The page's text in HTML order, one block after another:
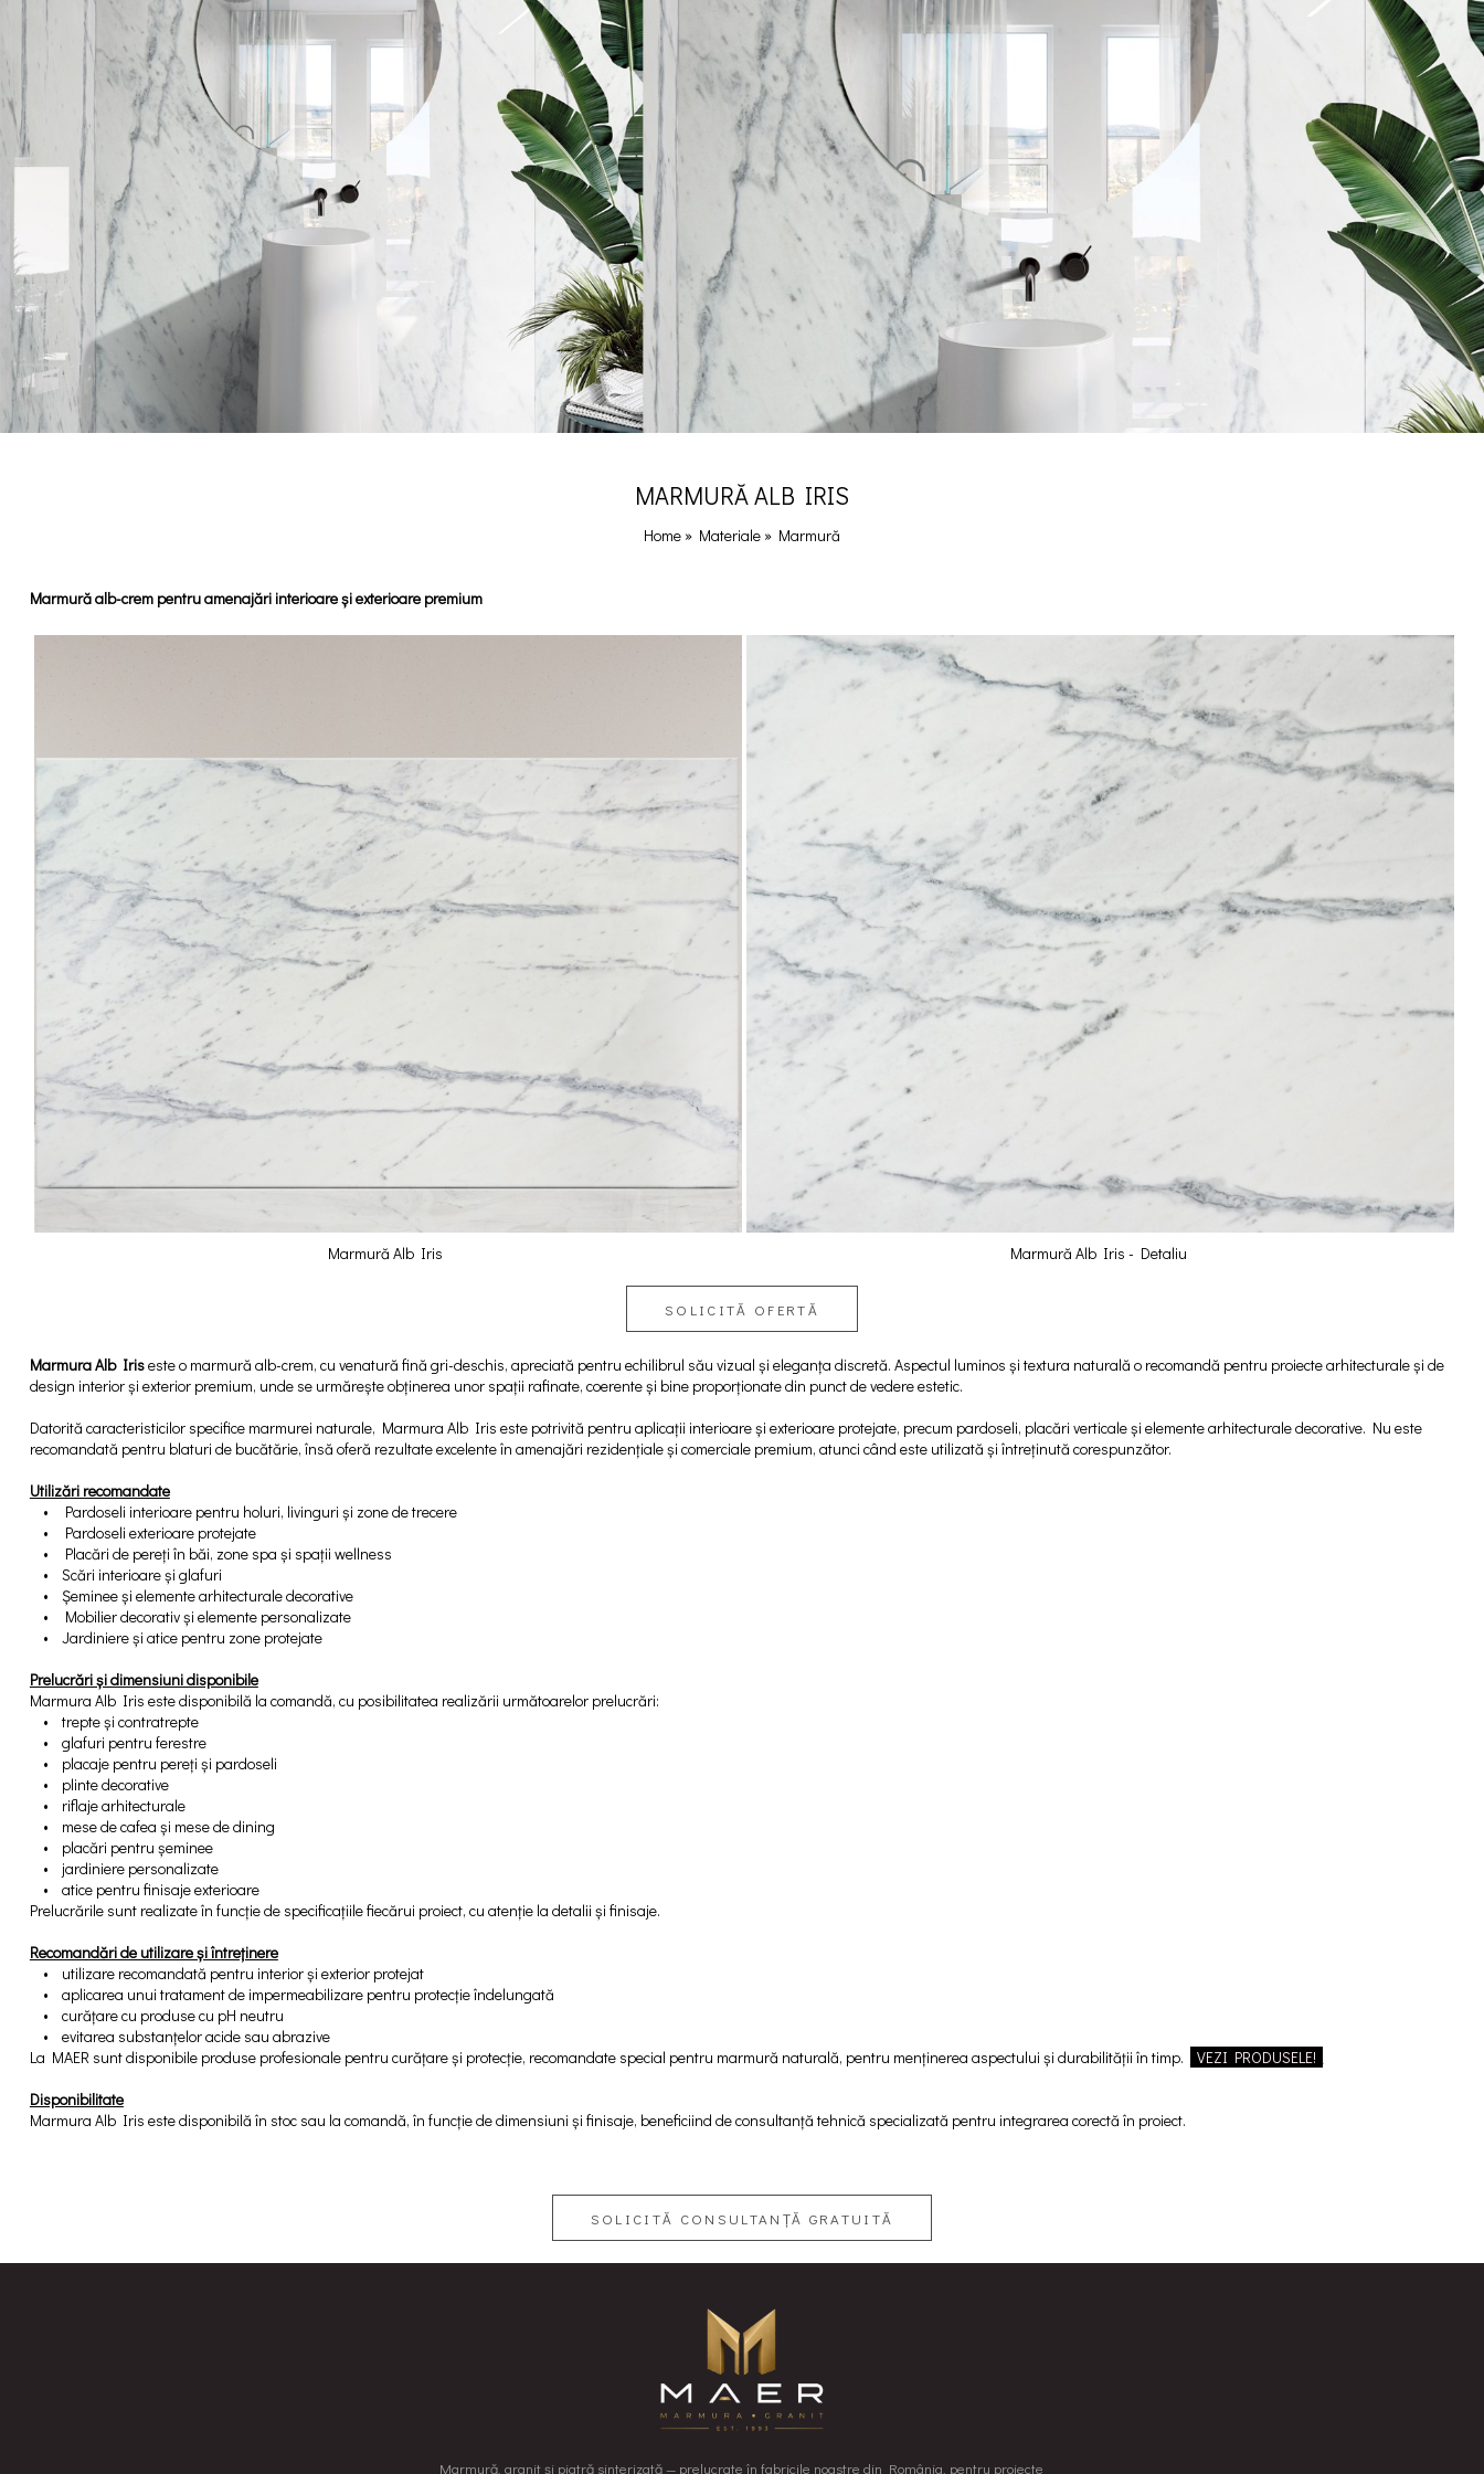
MARMURĂ ALB IRIS
Home» Materiale » Marmură
Marmură alb-crem pentru amenajări interioare și exterioare premium
Marmură Alb Iris Marmură Alb Iris - Detaliu
SOLICITĂ OFERTĂ
Marmura Alb Iriseste o marmură alb-crem, cu venatură fină gri-deschis, apreciată pentru echilibrul său vizual și eleganța discretă. Aspectul luminos și textura naturală o recomandă pentru proiecte arhitecturale și de
design interior și exterior premium, unde se urmărește obținerea unor spații rafinate, coerente și bine proporționate din punct de vedere estetic.
Datorită caracteristicilor specifice marmurei naturale, Marmura Alb Iris este potrivită pentru aplicații interioare și exterioare protejate, precum pardoseli, placări verticale și elemente arhitecturale decorative. Nu este
recomandată pentru blaturi de bucătărie, însă oferă rezultate excelente în amenajări rezidențiale și comerciale premium, atunci când este utilizată și întreținută corespunzător.
Utilizări recomandate
• Pardoseli interioare pentru holuri, livinguri și zone de trecere
• Pardoseli exterioare protejate
• Placări de pereți în băi, zone spa și spații wellness
• Scări interioare și glafuri
• Șeminee și elemente arhitecturale decorative
• Mobilier decorativ și elemente personalizate
• Jardiniere și atice pentru zone protejate
Prelucrări și dimensiuni disponibile
Marmura Alb Iris este disponibilă la comandă, cu posibilitatea realizării următoarelor prelucrări:
• trepte și contratrepte
• glafuri pentru ferestre
• placaje pentru pereți și pardoseli
• plinte decorative
• riflaje arhitecturale
• mese de cafea și mese de dining
• placări pentru șeminee
• jardiniere personalizate
• atice pentru finisaje exterioare
Prelucrările sunt realizate în funcție de specificațiile fiecărui proiect, cu atenție la detalii și finisaje.
Recomandări de utilizare și întreținere
• utilizare recomandată pentru interior și exterior protejat
• aplicarea unui tratament de impermeabilizare pentru protecție îndelungată
• curățare cu produse cu pH neutru
• evitarea substanțelor acide sau abrazive
La MAER sunt disponibile produse profesionale pentru curățare și protecție, recomandate special pentru marmură naturală, pentru menținerea aspectului și durabilității în timp.
VEZI PRODUSELE!
Disponibilitate
Marmura Alb Iris este disponibilă în stoc sau la comandă, în funcție de dimensiuni și finisaje, beneficiind de consultanță tehnică specializată pentru integrarea corectă în proiect.
SOLICITĂ CONSULTANȚĂ GRATUITĂ
Marmură, granit și piatră sinterizată — prelucrate în fabricile noastre din România, pentru proiecte